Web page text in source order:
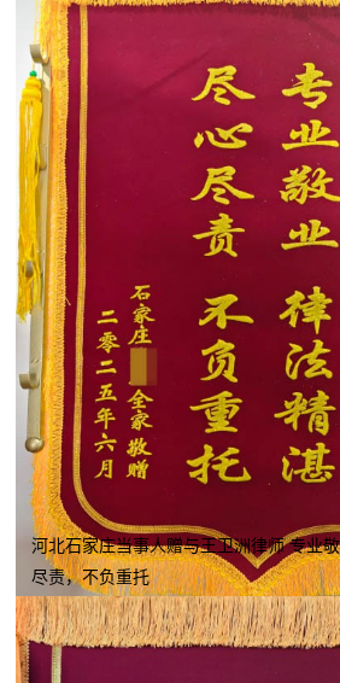
河北石家庄当事人赠与王卫洲律师 专业
尽责，不负重托